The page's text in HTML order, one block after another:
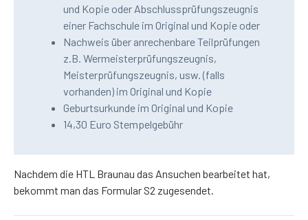
und Kopie oder Abschlussprüfungszeugnis
einer Fachschule im Original und Kopie oder
Nachweis über anrechenbare Teilprüfungen
z.B. Wermeisterprüfungszeugnis,
Meisterprüfungszeugnis, usw. (falls
vorhanden) im Original und Kopie
Geburtsurkunde im Original und Kopie
14,30 Euro Stempelgebühr
Nachdem die HTL Braunau das Ansuchen bearbeitet hat,
bekommt man das Formular S2 zugesendet.